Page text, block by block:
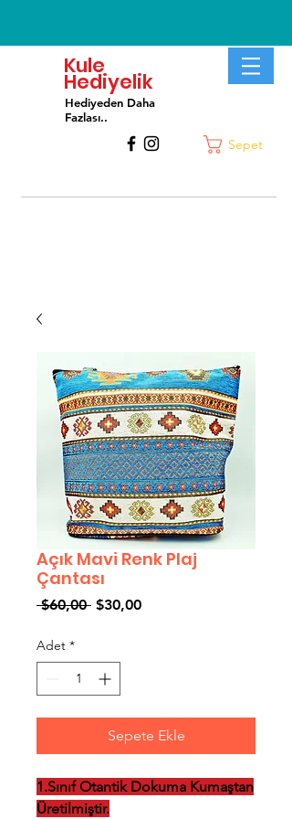
Kule
Hediyelik
Hediyeden Daha
Fazlası..
Sepet
Açık Mavi Renk Plaj
Çantası
$60,00 Normal
$30,00İndirimli
Adet *
Sepete Ekle
1.Sınıf Otantik Dokuma Kumaştan
Üretilmiştir.